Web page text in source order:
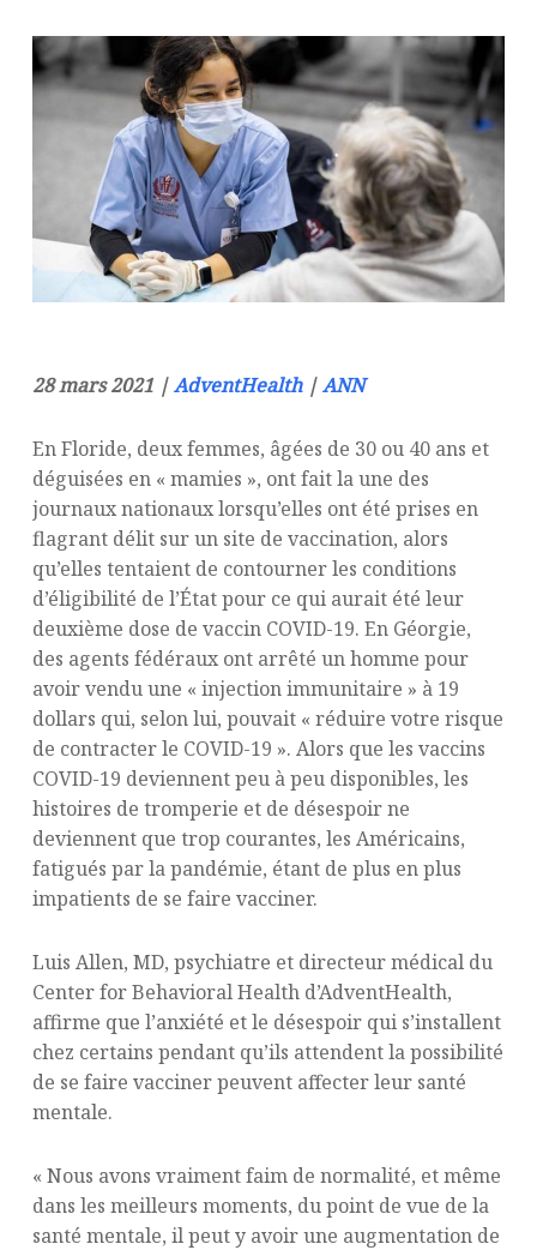
28 mars 2021 |AdventHealth|ANN
En Floride, deux femmes, âgées de 30 ou 40 ans et
déguisées en « mamies », ont fait la une des
journaux nationaux lorsqu’elles ont été prises en
flagrant délit sur un site de vaccination, alors
qu’elles tentaient de contourner les conditions
d’éligibilité de l’État pour ce qui aurait été leur
deuxième dose de vaccin COVID-19. En Géorgie,
des agents fédéraux ont arrêté un homme pour
avoir vendu une « injection immunitaire » à 19
dollars qui, selon lui, pouvait « réduire votre risque
de contracter le COVID-19 ». Alors que les vaccins
COVID-19 deviennent peu à peu disponibles, les
histoires de tromperie et de désespoir ne
deviennent que trop courantes, les Américains,
fatigués par la pandémie, étant de plus en plus
impatients de se faire vacciner.
Luis Allen, MD, psychiatre et directeur médical du
Center for Behavioral Health d’AdventHealth,
affirme que l’anxiété et le désespoir qui s’installent
chez certains pendant qu’ils attendent la possibilité
de se faire vacciner peuvent affecter leur santé
mentale.
« Nous avons vraiment faim de normalité, et même
dans les meilleurs moments, du point de vue de la
santé mentale, il peut y avoir une augmentation de